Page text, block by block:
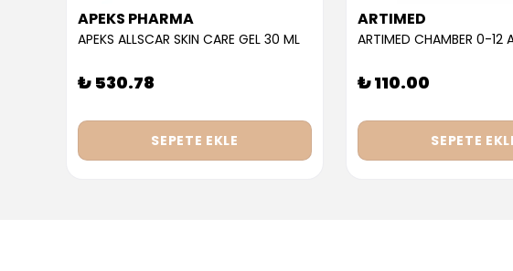
APEKS PHARMA
APEKS ALLSCAR SKIN CARE GEL 30 ML
₺ 530.78
SEPETE EKLE
ARTIMED
ARTIMED CHAMBER 0-12
₺ 110.00
SEPETE